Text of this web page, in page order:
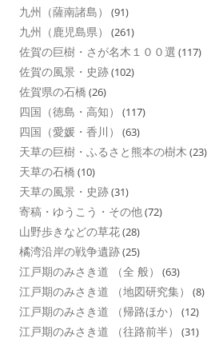
九州（薩南諸島） (91)
九州（鹿児島県） (261)
佐賀の巨樹・さが名木１００選 (117)
佐賀の風景・史跡(102)
佐賀県の石橋 (26)
四国（徳島・高知） (117)
四国（愛媛・香川） (63)
天草の巨樹・ふるさと熊本の樹木 (23)
天草の石橋 (10)
天草の風景・史跡(31)
寄稿・ゆうこう・その他(72)
山野歩きなどの草花(28)
橘湾沿岸の戦争遺跡(25)
江戸期のみさき道 （全 般） (63)
江戸期のみさき道 （地図研究集） (8)
江戸期のみさき道 （帰路ほか） (12)
江戸期のみさき道 （往路前半） (31)